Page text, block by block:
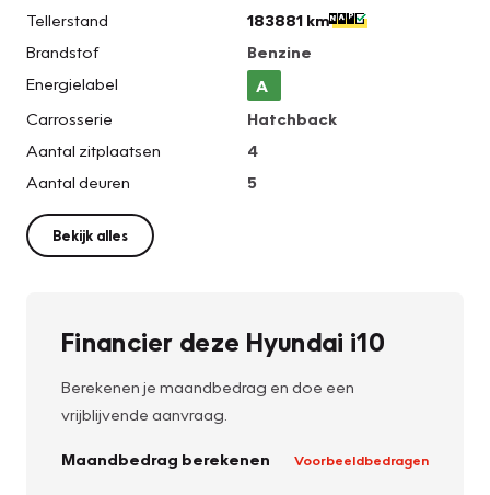
Tellerstand
183881 km
Brandstof
Benzine
Energielabel
A
Carrosserie
Hatchback
Aantal zitplaatsen
4
Aantal deuren
5
Bekijk alles
Financier deze Hyundai i10
Berekenen je maandbedrag en doe een
vrijblijvende aanvraag.
Maandbedrag berekenen Voorbeeldbedragen